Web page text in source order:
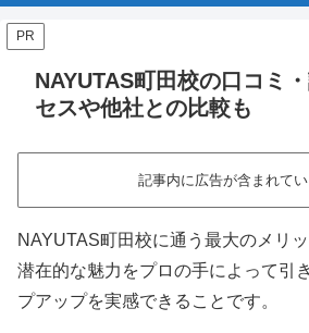
PR
NAYUTAS町田校の口コミ
セスや他社との比較も
記事内に広告が含まれてい
NAYUTAS町田校に通う最大のメリ
潜在的な魅力をプロの手によって引
プアップを実感できることです。